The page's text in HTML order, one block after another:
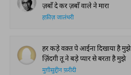
ज़बाँ दे कर ज़बाँ वाले ने मारा
हफ़ीज़ जालंधरी
हर कड़े वक़्त पे आईना दिखाया है मुझे
ज़िंदगी तू ने बड़े प्यार से बरता है मुझे
मुग़ीसुद्दीन फ़रीदी